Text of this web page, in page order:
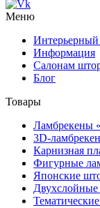
Меню
Интерьерный
Информация
Салонам
Блог
Товары
Ламбрекены
3D-
Карнизная
Фигурные
Японские